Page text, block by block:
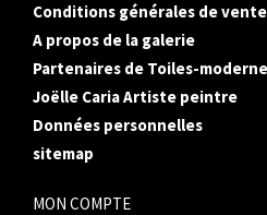
Conditions générales de vente
A propos de la galerie
Partenaires de Toiles-
Joëlle Caria Artiste peintre
Données personnelles
sitemap
MON COMPTE